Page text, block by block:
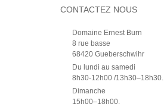
CONTACTEZ NOUS
Domaine Ernest Burn
8 rue basse
68420 Gueberschwihr
Du lundi au samedi
8h30-12h00 /13h30–18h30.
Dimanche
15h00–18h00.